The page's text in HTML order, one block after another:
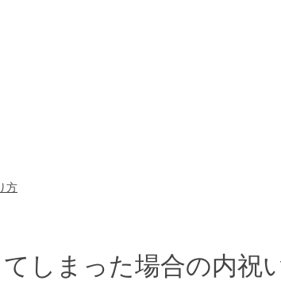
方
しまった場合の内祝